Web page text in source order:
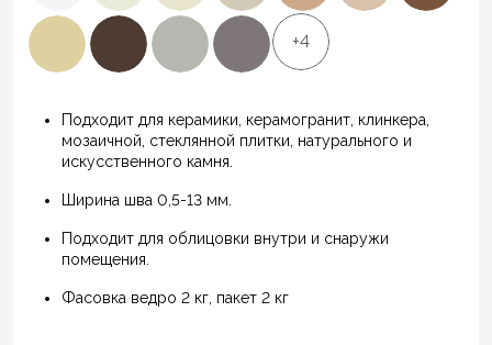
+4
Подходит для керамики, керамогранит, клинкера,
мозаичной, стеклянной плитки, натурального и
искусственного камня.
Ширина шва 0,5-13 мм.
Подходит для облицовки внутри и снаружи
помещения.
Фасовка ведро 2 кг, пакет 2 кг